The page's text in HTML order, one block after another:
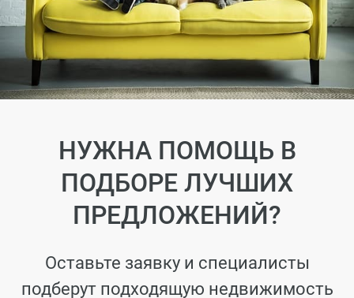
НУЖНА ПОМОЩЬ В
ПОДБОРЕ ЛУЧШИХ
ПРЕДЛОЖЕНИЙ?
Оставьте заявку и специалисты
подберут подходящую недвижимость